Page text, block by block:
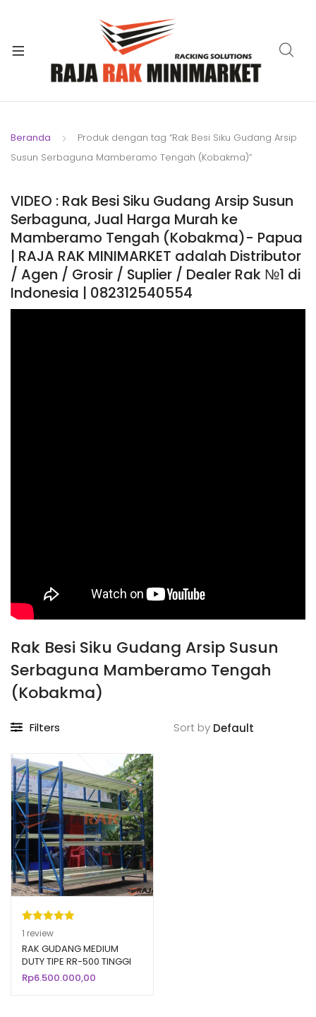
Beranda
Produk dengan tag “Rak Besi Siku Gudang Arsip
Susun Serbaguna Mamberamo Tengah (Kobakma)”
VIDEO : Rak Besi Siku Gudang Arsip Susun
Serbaguna, Jual Harga Murah ke
Mamberamo Tengah (Kobakma)- Papua
| RAJA RAK MINIMARKET adalah Distributor
/ Agen / Grosir / Suplier / Dealer Rak №1 di
Indonesia | 082312540554
Rak Besi Siku Gudang Arsip Susun
Serbaguna Mamberamo Tengah
(Kobakma)
Filters Sort by
Peringkat
5.00 dari 5
berdasarka
n
1
penilaian
1 review
RAK GUDANG MEDIUM
DUTY TIPE RR-500 TINGGI
250 CM LOAD 500 KG
Rp6.500.000,00